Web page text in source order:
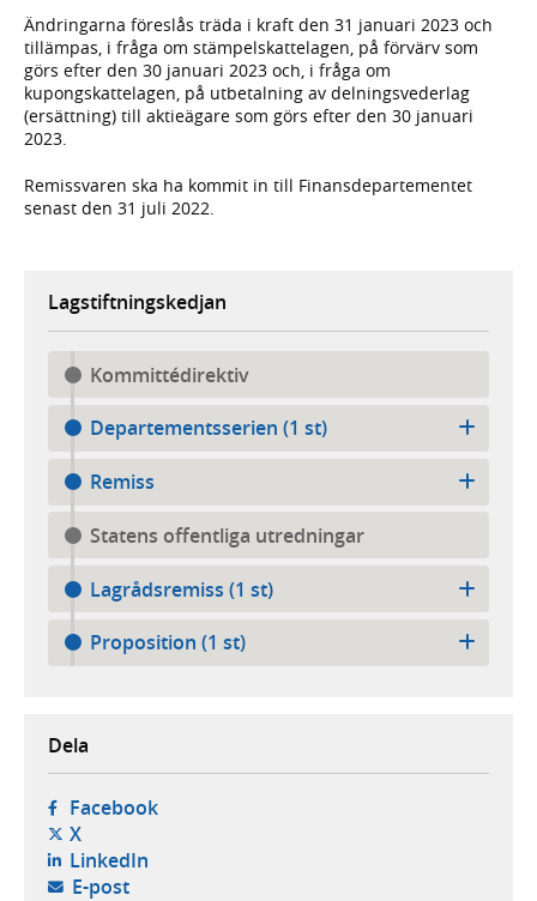
Ändringarna föreslås träda i kraft den 31 januari 2023 och
tillämpas, i fråga om stämpelskattelagen, på förvärv som
görs efter den 30 januari 2023 och, i fråga om
kupongskattelagen, på utbetalning av delningsvederlag
(ersättning) till aktieägare som görs efter den 30 januari
2023.
Remissvaren ska ha kommit in till Finansdepartementet
senast den 31 juli 2022.
Lagstiftningskedjan
Kommittédirektiv
Departementsserien (1 st)
Remiss
Statens offentliga utredningar
Lagrådsremiss (1 st)
Proposition (1 st)
Dela
Facebook- öppnas i ny flik, extern webbplats,
X- öppnas i ny flik, extern webbplats,
LinkedIn- öppnas i ny flik, extern webbplats,
E-post- öppnar din e-postklient,